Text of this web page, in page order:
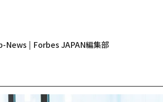
News | Forbes JAPAN編集部